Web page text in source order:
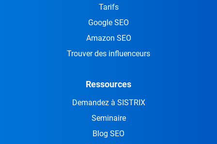
Tarifs
Google SEO
Amazon SEO
Trouver des influenceurs
Ressources
Demandez à SISTRIX
Seminaire
Blog SEO